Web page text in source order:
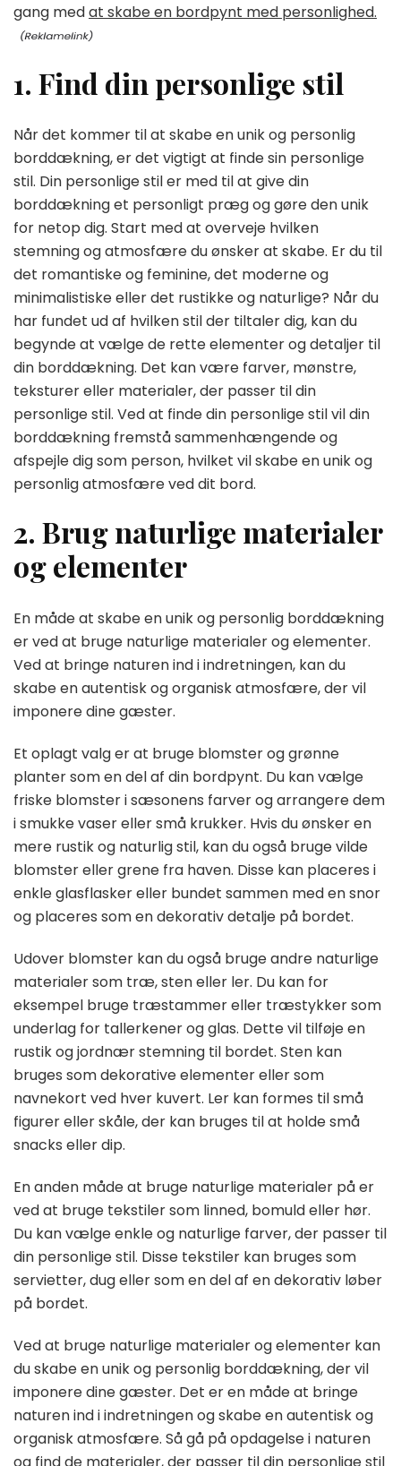
gang medat skabe en bordpynt med personlighed.
1. Find din personlige stil
Når det kommer til at skabe en unik og personlig
borddækning, er det vigtigt at finde sin personlige
stil. Din personlige stil er med til at give din
borddækning et personligt præg og gøre den unik
for netop dig. Start med at overveje hvilken
stemning og atmosfære du ønsker at skabe. Er du til
det romantiske og feminine, det moderne og
minimalistiske eller det rustikke og naturlige? Når du
har fundet ud af hvilken stil der tiltaler dig, kan du
begynde at vælge de rette elementer og detaljer til
din borddækning. Det kan være farver, mønstre,
teksturer eller materialer, der passer til din
personlige stil. Ved at finde din personlige stil vil din
borddækning fremstå sammenhængende og
afspejle dig som person, hvilket vil skabe en unik og
personlig atmosfære ved dit bord.
2. Brug naturlige materialer
og elementer
En måde at skabe en unik og personlig borddækning
er ved at bruge naturlige materialer og elementer.
Ved at bringe naturen ind i indretningen, kan du
skabe en autentisk og organisk atmosfære, der vil
imponere dine gæster.
Et oplagt valg er at bruge blomster og grønne
planter som en del af din bordpynt. Du kan vælge
friske blomster i sæsonens farver og arrangere dem
i smukke vaser eller små krukker. Hvis du ønsker en
mere rustik og naturlig stil, kan du også bruge vilde
blomster eller grene fra haven. Disse kan placeres i
enkle glasflasker eller bundet sammen med en snor
og placeres som en dekorativ detalje på bordet.
Udover blomster kan du også bruge andre naturlige
materialer som træ, sten eller ler. Du kan for
eksempel bruge træstammer eller træstykker som
underlag for tallerkener og glas. Dette vil tilføje en
rustik og jordnær stemning til bordet. Sten kan
bruges som dekorative elementer eller som
navnekort ved hver kuvert. Ler kan formes til små
figurer eller skåle, der kan bruges til at holde små
snacks eller dip.
En anden måde at bruge naturlige materialer på er
ved at bruge tekstiler som linned, bomuld eller hør.
Du kan vælge enkle og naturlige farver, der passer til
din personlige stil. Disse tekstiler kan bruges som
servietter, dug eller som en del af en dekorativ løber
på bordet.
Ved at bruge naturlige materialer og elementer kan
du skabe en unik og personlig borddækning, der vil
imponere dine gæster. Det er en måde at bringe
naturen ind i indretningen og skabe en autentisk og
organisk atmosfære. Så gå på opdagelse i naturen
og find de materialer, der passer til din personlige stil